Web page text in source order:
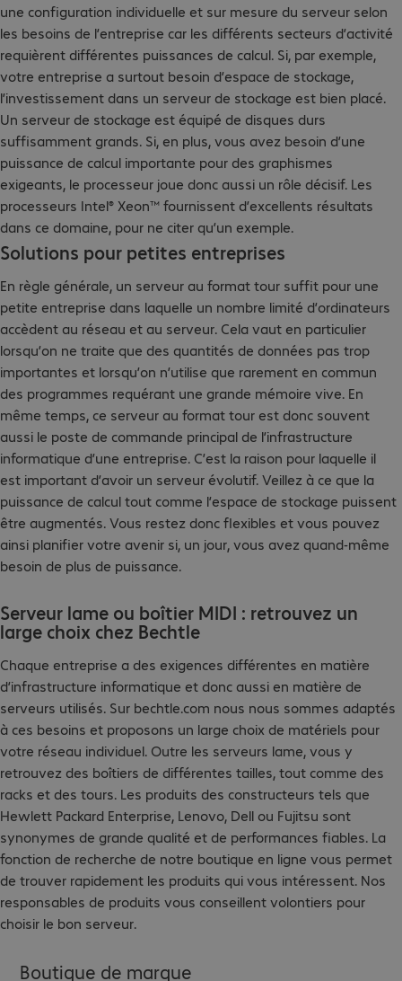
une configuration individuelle et sur mesure du serveur selon
les besoins de l’entreprise car les différents secteurs d’activité
requièrent différentes puissances de calcul. Si, par exemple,
votre entreprise a surtout besoin d’espace de stockage,
l’investissement dans un serveur de stockage est bien placé.
Un serveur de stockage est équipé de disques durs
suffisamment grands. Si, en plus, vous avez besoin d’une
puissance de calcul importante pour des graphismes
exigeants, le processeur joue donc aussi un rôle décisif. Les
processeurs Intel® Xeon™ fournissent d’excellents résultats
dans ce domaine, pour ne citer qu’un exemple.
Solutions pour petites entreprises
En règle générale, un serveur au format tour suffit pour une
petite entreprise dans laquelle un nombre limité d’ordinateurs
accèdent au réseau et au serveur. Cela vaut en particulier
lorsqu’on ne traite que des quantités de données pas trop
importantes et lorsqu’on n’utilise que rarement en commun
des programmes requérant une grande mémoire vive. En
même temps, ce serveur au format tour est donc souvent
aussi le poste de commande principal de l’infrastructure
informatique d’une entreprise. C’est la raison pour laquelle il
est important d’avoir un serveur évolutif. Veillez à ce que la
puissance de calcul tout comme l’espace de stockage puissent
être augmentés. Vous restez donc flexibles et vous pouvez
ainsi planifier votre avenir si, un jour, vous avez quand-même
besoin de plus de puissance.
Serveur lame ou boîtier MIDI : retrouvez un
large choix chez Bechtle
Chaque entreprise a des exigences différentes en matière
d’infrastructure informatique et donc aussi en matière de
serveurs utilisés. Sur bechtle.com nous nous sommes adaptés
à ces besoins et proposons un large choix de matériels pour
votre réseau individuel. Outre les serveurs lame, vous y
retrouvez des boîtiers de différentes tailles, tout comme des
racks et des tours. Les produits des constructeurs tels que
Hewlett Packard Enterprise, Lenovo, Dell ou Fujitsu sont
synonymes de grande qualité et de performances fiables. La
fonction de recherche de notre boutique en ligne vous permet
de trouver rapidement les produits qui vous intéressent. Nos
responsables de produits vous conseillent volontiers pour
choisir le bon serveur.
Boutique de marque